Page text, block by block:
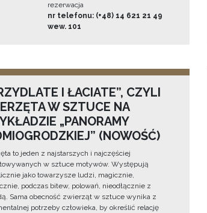
rezerwacja
nr telefonu: (+48) 14 621 21 49
wew. 101
I ŁACIATE”, CZYLI
W SZTUCE NA
„PANORAMY
(NOWOŚĆ)
to jeden z najstarszych i najczęściej
w sztuce motywów. Występują
jako towarzysze ludzi, magicznie,
podczas bitew, polowań, nieodłącznie z
Sama obecność zwierząt w sztuce wynika z
potrzeby człowieka, by określić relację